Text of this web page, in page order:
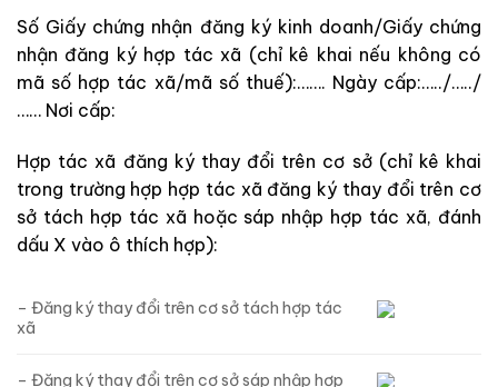
Số Giấy chứng nhận đăng ký kinh doanh/Giấy chứng
nhận đăng ký hợp tác xã (chỉ kê khai nếu không có
mã số hợp tác xã/mã số thuế):……. Ngày cấp:…../…../
…… Nơi cấp:
Hợp tác xã đăng ký thay đổi trên cơ sở (chỉ kê khai
trong trường hợp hợp tác xã đăng ký thay đổi trên cơ
sở tách hợp tác xã hoặc sáp nhập hợp tác xã, đánh
dấu X vào ô thích hợp):
– Đăng ký thay đổi trên cơ sở tách hợp tác
xã
– Đăng ký thay đổi trên cơ sở sáp nhập hợp